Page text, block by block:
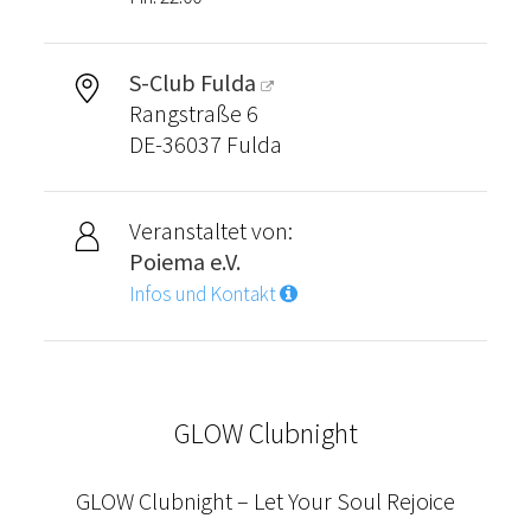
S-Club Fulda
Rangstraße 6
DE-36037 Fulda
Veranstaltet von:
Poiema e.V.
Infos und Kontakt
GLOW Clubnight
GLOW Clubnight – Let Your Soul Rejoice